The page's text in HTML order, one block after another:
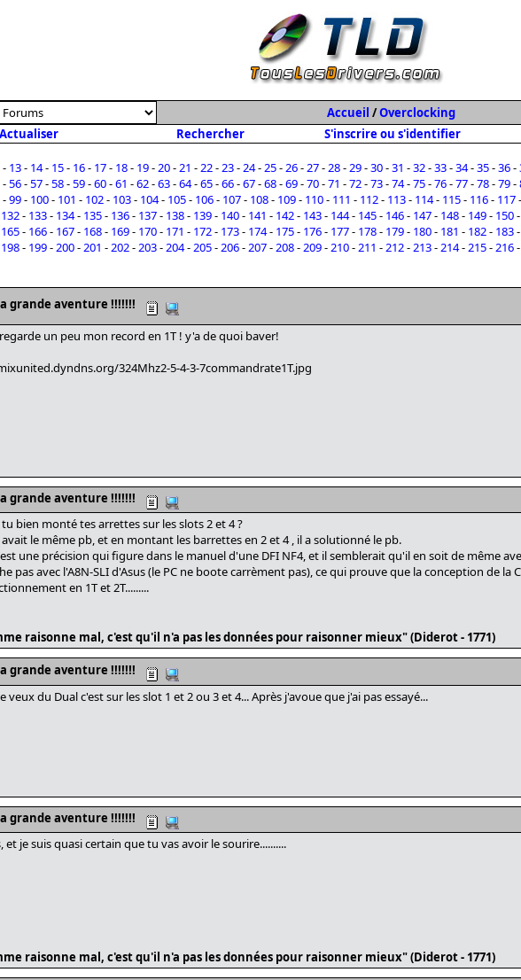
Accueil /Overclocking
Actualiser Rechercher S'inscrire ou s'identifier
- 13- 14- 15- 16- 17- 18- 19-20-21 -22-23-24-25-26-27-28-29-30-31 -32-33-34-35-36-
-56-57-58-59-60-61 -62-63-64-65-66-67-68-69-70-71 -72-73-74-75-76-77-78-79-
-99- 100- 101 - 102- 103- 104- 105- 106- 107- 108- 109- 110- 111 - 112- 113- 114- 115- 116- 117-
132- 133- 134- 135- 136- 137- 138- 139- 140- 141 - 142- 143- 144- 145- 146- 147- 148- 149- 150-
165- 166- 167- 168- 169- 170- 171 - 172- 173- 174- 175- 176- 177- 178- 179- 180- 181 - 182- 183-
198- 199-200-201 -202-203-204-205-206-207-208-209-210-211 -212-213-214-215-216-
grande aventure !!!!!!!
un peu mon record en 1T ! y'a de quoi baver!
324Mhz2-5-4-3-7commandrate1T.jpg
grande aventure !!!!!!!
tu bien monté tes arrettes sur les slots 2 et 4 ?
le même pb, et en montant les barrettes en 2 et 4 , il a solutionné le pb.
une précision qui figure dans le manuel d'une DFI NF4, et il semblerait qu'il en soit de même
pas avec l'A8N-SLI d'Asus (le PC ne boote carrèment pas), ce qui prouve que la conception de la
en 1T et 2T.........
raisonne mal, c'est qu'il n'a pas les données pour raisonner mieux" (Diderot - 1771)
grande aventure !!!!!!!
veux du Dual c'est sur les slot 1 et 2 ou 3 et 4... Après j'avoue que j'ai pas essayé...
grande aventure !!!!!!!
et je suis quasi certain que tu vas avoir le sourire..........
raisonne mal, c'est qu'il n'a pas les données pour raisonner mieux" (Diderot - 1771)